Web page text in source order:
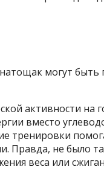
могут быть
активности на
вместо
тренировки
Правда, не было
веса или